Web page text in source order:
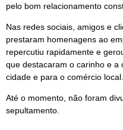
pelo bom relacionamento
Nas redes sociais, amigos e
prestaram homenagens ao
repercutiu rapidamente e
que destacaram o carinho e a
cidade e para o comércio local.
Até o momento, não foram
sepultamento.